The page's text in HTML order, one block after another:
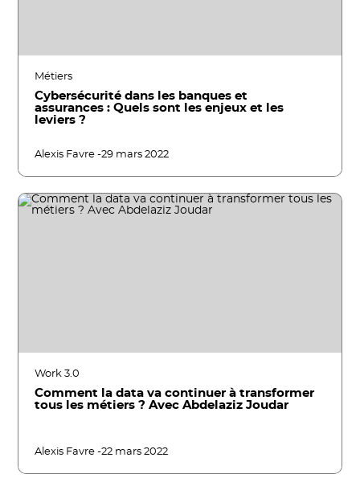
Métiers
Cybersécurité dans les banques et
assurances : Quels sont les enjeux et les
leviers ?
Alexis Favre -29 mars 2022
Work 3.0
Comment la data va continuer à transformer
tous les métiers ? Avec Abdelaziz Joudar
Alexis Favre -22 mars 2022